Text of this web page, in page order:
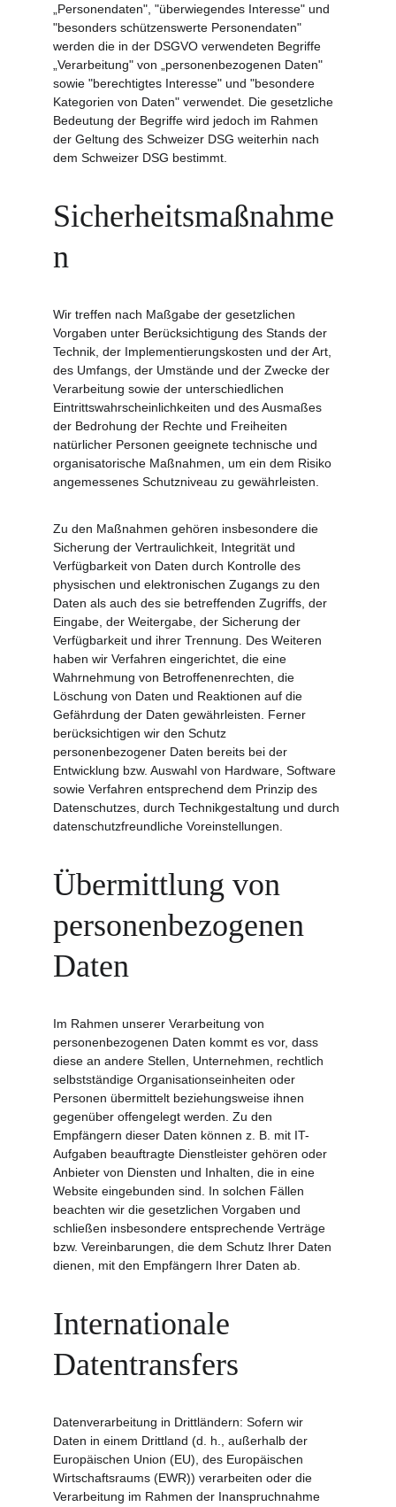
„Personendaten", "überwiegendes Interesse" und
"besonders schützenswerte Personendaten"
werden die in der DSGVO verwendeten Begriffe
„Verarbeitung" von „personenbezogenen Daten"
sowie "berechtigtes Interesse" und "besondere
Kategorien von Daten" verwendet. Die gesetzliche
Bedeutung der Begriffe wird jedoch im Rahmen
der Geltung des Schweizer DSG weiterhin nach
dem Schweizer DSG bestimmt.
Sicherheitsmaßnahme
n
Wir treffen nach Maßgabe der gesetzlichen
Vorgaben unter Berücksichtigung des Stands der
Technik, der Implementierungskosten und der Art,
des Umfangs, der Umstände und der Zwecke der
Verarbeitung sowie der unterschiedlichen
Eintrittswahrscheinlichkeiten und des Ausmaßes
der Bedrohung der Rechte und Freiheiten
natürlicher Personen geeignete technische und
organisatorische Maßnahmen, um ein dem Risiko
angemessenes Schutzniveau zu gewährleisten.
Zu den Maßnahmen gehören insbesondere die
Sicherung der Vertraulichkeit, Integrität und
Verfügbarkeit von Daten durch Kontrolle des
physischen und elektronischen Zugangs zu den
Daten als auch des sie betreffenden Zugriffs, der
Eingabe, der Weitergabe, der Sicherung der
Verfügbarkeit und ihrer Trennung. Des Weiteren
haben wir Verfahren eingerichtet, die eine
Wahrnehmung von Betroffenenrechten, die
Löschung von Daten und Reaktionen auf die
Gefährdung der Daten gewährleisten. Ferner
berücksichtigen wir den Schutz
personenbezogener Daten bereits bei der
Entwicklung bzw. Auswahl von Hardware, Software
sowie Verfahren entsprechend dem Prinzip des
Datenschutzes, durch Technikgestaltung und durch
datenschutzfreundliche Voreinstellungen.
Übermittlung von
personenbezogenen
Daten
Im Rahmen unserer Verarbeitung von
personenbezogenen Daten kommt es vor, dass
diese an andere Stellen, Unternehmen, rechtlich
selbstständige Organisationseinheiten oder
Personen übermittelt beziehungsweise ihnen
gegenüber offengelegt werden. Zu den
Empfängern dieser Daten können z. B. mit IT-
Aufgaben beauftragte Dienstleister gehören oder
Anbieter von Diensten und Inhalten, die in eine
Website eingebunden sind. In solchen Fällen
beachten wir die gesetzlichen Vorgaben und
schließen insbesondere entsprechende Verträge
bzw. Vereinbarungen, die dem Schutz Ihrer Daten
dienen, mit den Empfängern Ihrer Daten ab.
Internationale
Datentransfers
Datenverarbeitung in Drittländern: Sofern wir
Daten in einem Drittland (d. h., außerhalb der
Europäischen Union (EU), des Europäischen
Wirtschaftsraums (EWR)) verarbeiten oder die
Verarbeitung im Rahmen der Inanspruchnahme